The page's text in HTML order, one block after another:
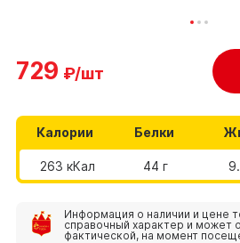
729 ₽/шт
Калории Белки
263 кКал 44 г
Информация о наличии и цене
справочный характер и может
фактической, на момент